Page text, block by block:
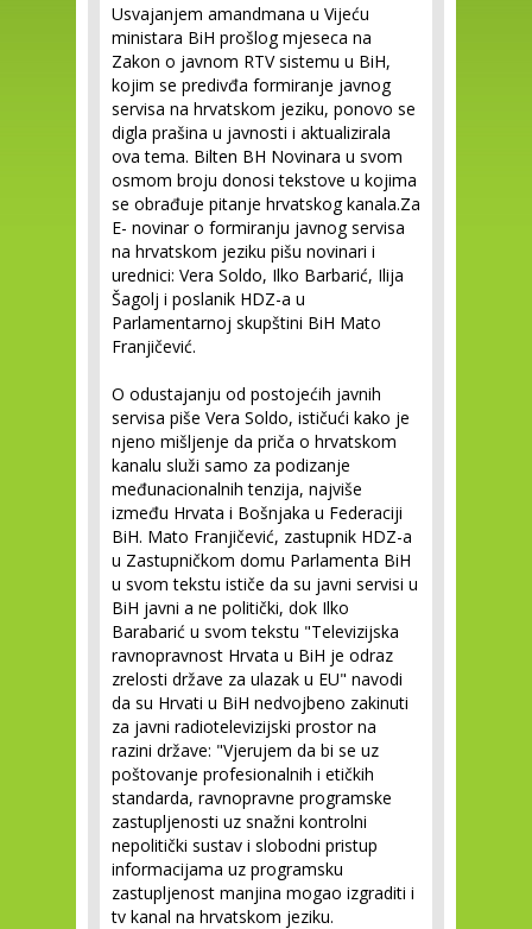
Usvajanjem amandmana u Vijeću
ministara BiH prošlog mjeseca na
Zakon o javnom RTV sistemu u BiH,
kojim se predivđa formiranje javnog
servisa na hrvatskom jeziku, ponovo se
digla prašina u javnosti i aktualizirala
ova tema. Bilten BH Novinara u svom
osmom broju donosi tekstove u kojima
se obrađuje pitanje hrvatskog kanala.Za
E- novinar o formiranju javnog servisa
na hrvatskom jeziku pišu novinari i
urednici: Vera Soldo, Ilko Barbarić, Ilija
Šagolj i poslanik HDZ-a u
Parlamentarnoj skupštini BiH Mato
Franjičević.
O odustajanju od postojećih javnih
servisa piše Vera Soldo, ističući kako je
njeno mišljenje da priča o hrvatskom
kanalu služi samo za podizanje
međunacionalnih tenzija, najviše
između Hrvata i Bošnjaka u Federaciji
BiH. Mato Franjičević, zastupnik HDZ-a
u Zastupničkom domu Parlamenta BiH
u svom tekstu ističe da su javni servisi u
BiH javni a ne politički, dok Ilko
Barabarić u svom tekstu "Televizijska
ravnopravnost Hrvata u BiH je odraz
zrelosti države za ulazak u EU" navodi
da su Hrvati u BiH nedvojbeno zakinuti
za javni radiotelevizijski prostor na
razini države: "Vjerujem da bi se uz
poštovanje profesionalnih i etičkih
standarda, ravnopravne programske
zastupljenosti uz snažni kontrolni
nepolitički sustav i slobodni pristup
informacijama uz programsku
zastupljenost manjina mogao izgraditi i
tv kanal na hrvatskom jeziku.